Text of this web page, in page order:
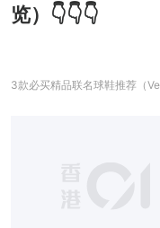
览）👇👇👇
3款必买精品联名球鞋推荐（